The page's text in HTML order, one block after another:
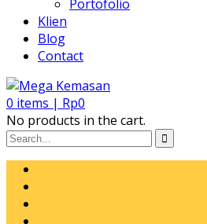
Portofolio
Klien
Blog
Contact
0 items | Rp0
No products in the cart.